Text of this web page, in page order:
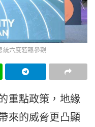
統六度蒞臨參觀
重點政策，地緣
來的威脅更凸顯